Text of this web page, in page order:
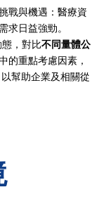
戰與機遇：醫療資
求日益強勁。
，對比不同量體公
的重點考慮因素，
幫助企業及相關從